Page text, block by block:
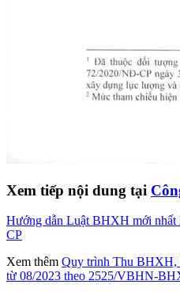
Xem tiếp nội dung tại
Hướng dẫn Luật BHXH mới
CP
Xem thêm Quy trình Thu
từ 08/2023 theo 2525/VBHN-